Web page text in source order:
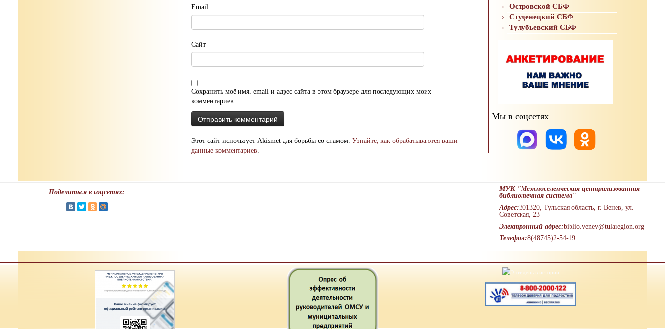
Email
Сайт
Сохранить моё имя, email и адрес сайта в этом браузере для последующих моих
комментариев.
Этот сайт использует Akismet для борьбы со спамом. Узнайте, как обрабатываются ваши
данные комментариев.
Островской СБФ
Студенецкий СБФ
Тулубьевский СБФ
Мы в соцсетях
Поделиться в соцсетях:
МУК "Межпоселенческая централизованная
библиотечная система"
Адрес:301320, Тульская область, г. Венев, ул.
Советская, 23
Электронный адрес:biblio.venev@tularegion.org
Телефон:8(48745)2-54-19